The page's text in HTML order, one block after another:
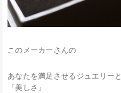
このメーカーさんの
あなたを満足させるジュエリー
「美しさ」